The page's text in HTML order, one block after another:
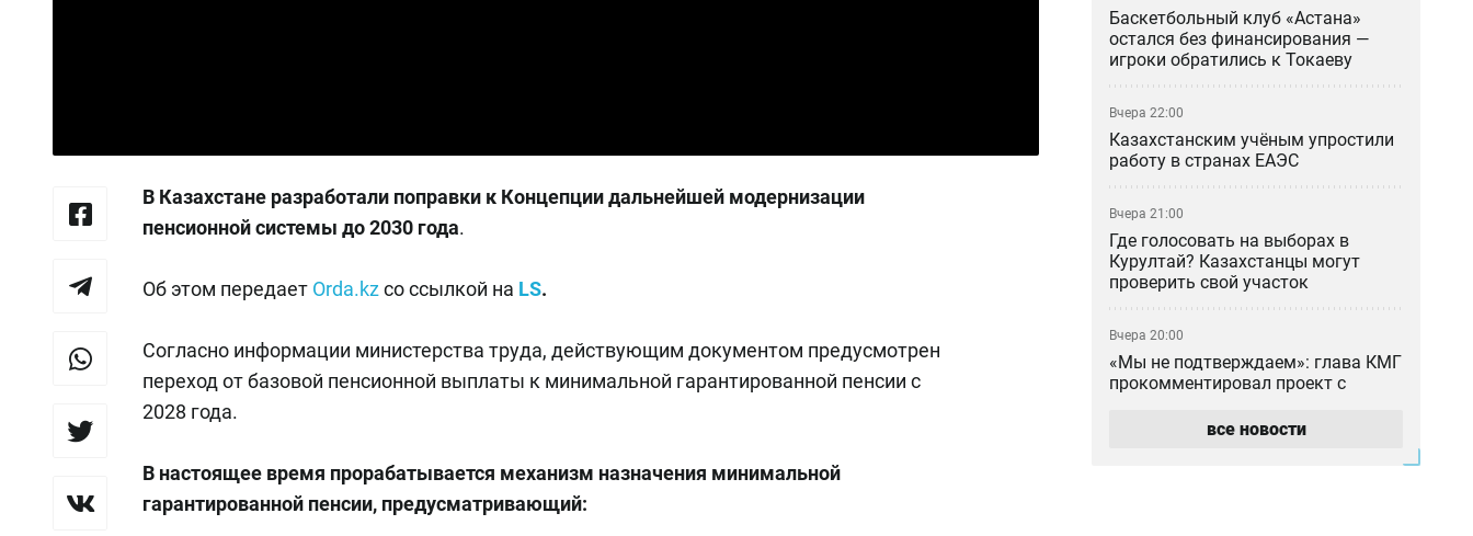
В Казахстане разработали поправки к Концепции дальнейшей модернизации
пенсионной системы до 2030 года.
Об этом передает Orda.kzсо ссылкой на LS.
Согласно информации министерства труда, действующим документом предусмотрен
переход от базовой пенсионной выплаты к минимальной гарантированной пенсии с
2028 года.
В настоящее время прорабатывается механизм назначения минимальной
гарантированной пенсии, предусматривающий:
Баскетбольный клуб «Астана»
остался без финансирования —
игроки обратились к Токаеву
Вчера 22:00
Казахстанским учёным упростили
работу в странах ЕАЭС
Вчера 21:00
Где голосовать на выборах в
Курултай? Казахстанцы могут
проверить свой участок
Вчера 20:00
«Мы не подтверждаем»: глава КМГ
прокомментировал проект с
все новости